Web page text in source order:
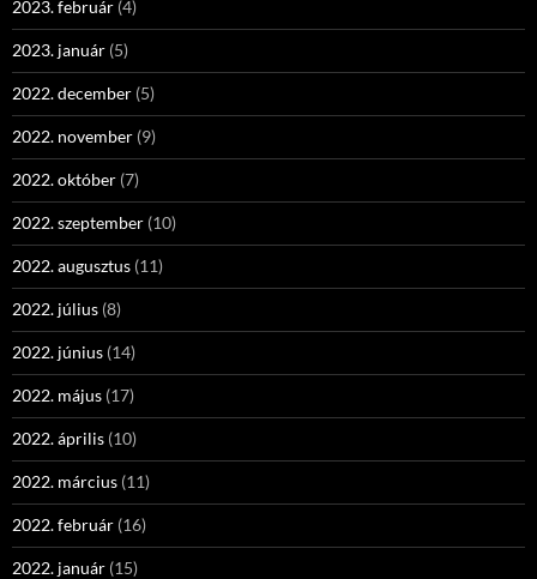
2023. február (4)
2023. január (5)
2022. december (5)
2022. november (9)
2022. október (7)
2022. szeptember (10)
2022. augusztus (11)
2022. július (8)
2022. június (14)
2022. május (17)
2022. április (10)
2022. március (11)
2022. február (16)
2022. január (15)